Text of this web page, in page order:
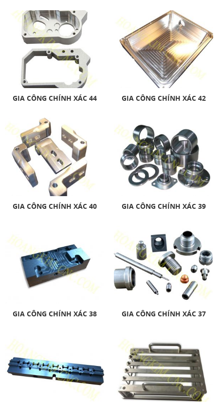
GIA CÔNG CHÍNH XÁC 44 GIA CÔNG CHÍNH XÁC 42
GIA CÔNG CHÍNH XÁC 40 GIA CÔNG CHÍNH XÁC 39
GIA CÔNG CHÍNH XÁC 38 GIA CÔNG CHÍNH XÁC 37